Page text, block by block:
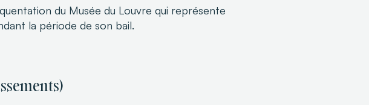
du Musée du Louvre qui représente
la période de son bail.